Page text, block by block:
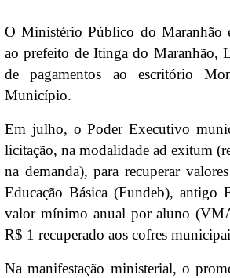
O Ministério Público do Maranhão
ao prefeito de Itinga do Maranhão,
de pagamentos ao escritório
Município.
Em julho, o Poder Executivo
licitação, na modalidade ad exitum
na demanda), para recuperar
Educação Básica (Fundeb), antigo
valor mínimo anual por aluno
R$ 1 recuperado aos cofres
Na manifestação ministerial, o